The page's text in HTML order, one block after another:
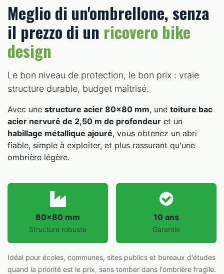
Meglio di un'ombrellone, senza
il prezzo di un ricovero bike
design
Le bon niveau de protection, le bon prix : vraie
structure durable, budget maîtrisé.
Avec une structure acier 80×80 mm, une toiture bac
acier nervuré de 2,50 m de profondeur et un
habillage métallique ajouré, vous obtenez un abri
fiable, simple à exploiter, et plus rassurant qu'une
ombrière légère.
80×80 mm
Structure robuste
10 ans
Garantie
Idéal pour écoles, communes, sites publics et bureaux d'études
quand la priorité est le prix, sans tomber dans l'ombrière fragile.